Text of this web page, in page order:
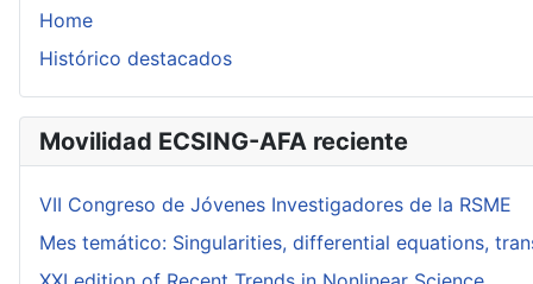
Home
Histórico destacados
Movilidad ECSING-AFA reciente
VII Congreso de Jóvenes Investigadores de la RSME
Mes temático: Singularities, differential equations,